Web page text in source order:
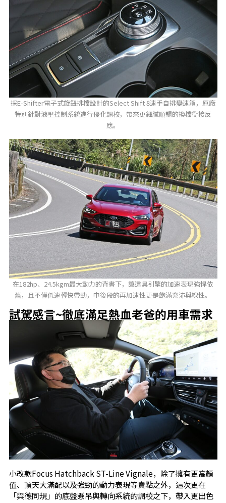
採E-Shifter電子式旋鈕排檔設計的Select Shift 8速手自排變速箱，原廠
特別針對液壓控制系統進行優化調校，帶來更細膩順暢的換檔銜接反
應。
在182hp、24.5kgm最大動力的背書下，讓這具引擎的加速表現強悍依
舊，且不僅低速輕快帶勁，中後段的再加速性更是飽滿充沛與線性。
試駕感言~徹底滿足熱血老爸的用車需求
小改款Focus Hatchback ST-Line Vignale，除了擁有更高顏
值、頂天大滿配以及強勁的動力表現等賣點之外，這次更在
「與德同規」的底盤懸吊與轉向系統的調校之下，帶入更出色